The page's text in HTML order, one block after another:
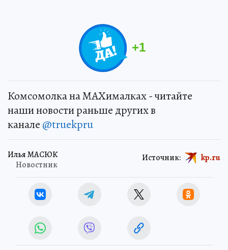
+1
Комсомолка на MAXималках - читайте
наши новости раньше других в
канале @truekpru
Илья МАСЮК
Новостник
Источник: kp.ru